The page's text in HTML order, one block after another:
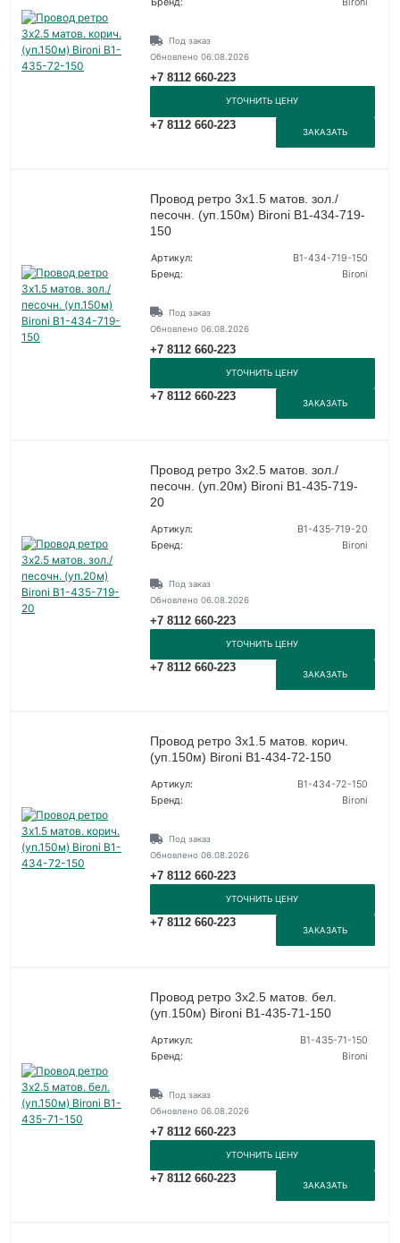
Бренд: Bironi
Под заказ
Обновлено 06.08.2026
+7 8112 660-223
УТОЧНИТЬ ЦЕНУ
+7 8112 660-223
ЗАКАЗАТЬ
Провод ретро 3х1.5 матов. зол./
песочн. (уп.150м) Bironi B1-434-719-
150
Артикул:
B1-434-719-150
Бренд:
Bironi
Под заказ
Обновлено 06.08.2026
+7 8112 660-223
УТОЧНИТЬ ЦЕНУ
+7 8112 660-223
ЗАКАЗАТЬ
Провод ретро 3х2.5 матов. зол./
песочн. (уп.20м) Bironi B1-435-719-
20
Артикул:
B1-435-719-20
Бренд:
Bironi
Под заказ
Обновлено 06.08.2026
+7 8112 660-223
УТОЧНИТЬ ЦЕНУ
+7 8112 660-223
ЗАКАЗАТЬ
Провод ретро 3х1.5 матов. корич.
(уп.150м) Bironi B1-434-72-150
Артикул:
B1-434-72-150
Бренд:
Bironi
Под заказ
Обновлено 06.08.2026
+7 8112 660-223
УТОЧНИТЬ ЦЕНУ
+7 8112 660-223
ЗАКАЗАТЬ
Провод ретро 3х2.5 матов. бел.
(уп.150м) Bironi B1-435-71-150
Артикул:
B1-435-71-150
Бренд:
Bironi
Под заказ
Обновлено 06.08.2026
+7 8112 660-223
УТОЧНИТЬ ЦЕНУ
+7 8112 660-223
ЗАКАЗАТЬ